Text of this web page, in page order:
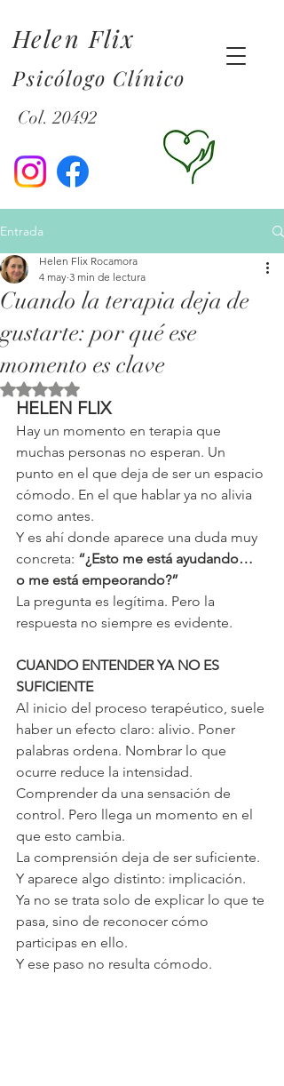
Helen Flix
Psicólogo Clínico
Col. 20492
Entrada
Cuando la terapia deja de
gustarte: por qué ese
momento es clave
Helen Flix Rocamora
4 may 3 min de lectura
Obtuvo NaN de 5 estrellas.
HELEN FLIX
Hay un momento en terapia que
muchas personas no esperan. Un
punto en el que deja de ser un espacio
cómodo. En el que hablar ya no alivia
como antes.
Y es ahí donde aparece una duda muy
concreta: “¿Esto me está ayudando…
o me está empeorando?”
La pregunta es legítima. Pero la
respuesta no siempre es evidente.
CUANDO ENTENDER YA NO ES
SUFICIENTE
Al inicio del proceso terapéutico, suele
haber un efecto claro: alivio. Poner
palabras ordena. Nombrar lo que
ocurre reduce la intensidad.
Comprender da una sensación de
control. Pero llega un momento en el
que esto cambia.
La comprensión deja de ser suficiente.
Y aparece algo distinto: implicación.
Ya no se trata solo de explicar lo que te
pasa, sino de reconocer cómo
participas en ello.
Y ese paso no resulta cómodo.